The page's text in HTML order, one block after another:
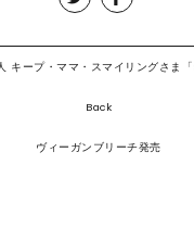
プ・ママ・スマイリングさま「Smiling
Back
ヴィーガンブリーチ発売